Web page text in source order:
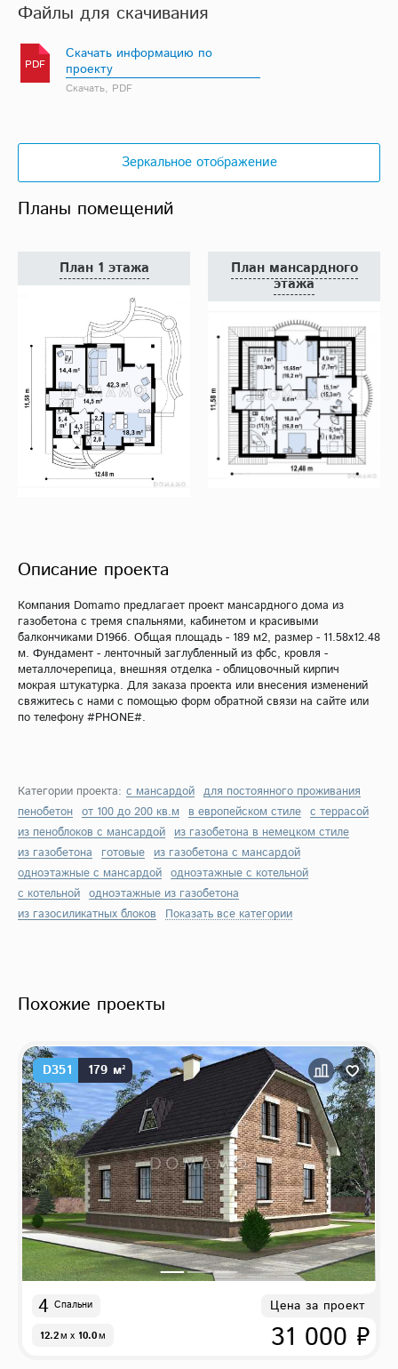
Файлы для скачивания
PDF
Скачать информацию по
проекту
Скачать, PDF
Планы помещений
Зеркальное отображение
План 1 этажа План мансардного
этажа
Описание проекта
Компания Domamo предлагает проект мансардного дома из
газобетона с тремя спальнями, кабинетом и красивыми
балкончиками D1966. Общая площадь - 189 м2, размер - 11.58х12.48
м. Фундамент - ленточный заглубленный из фбс, кровля -
металлочерепица, внешняя отделка - облицовочный кирпич
мокрая штукатурка. Для заказа проекта или внесения изменений
свяжитесь с нами с помощью форм обратной связи на сайте или
по телефону #PHONE#.
Категории проекта: с мансардой для постоянного проживания
пенобетон от 100 до 200 кв.м в европейском стиле с террасой
из пеноблоков с мансардой из газобетона в немецком стиле
из газобетона
готовые из газобетона с мансардой
одноэтажные с мансардой одноэтажные с котельной
с котельной одноэтажные из газобетона
из газосиликатных блоков
Показать все категории
Похожие проекты
D351 179 м²
4 Спальни
12.2м x 10.0м
Цена за проект
31 000 ₽